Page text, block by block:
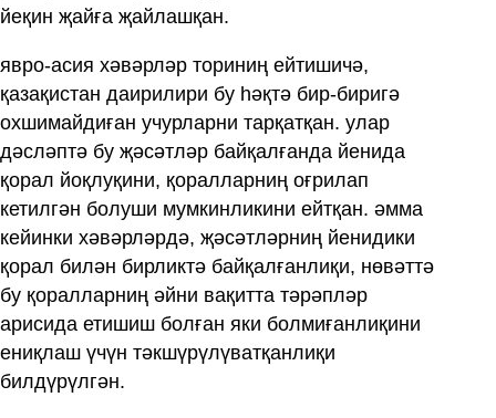
йеқин җайға җайлашқан.
явро-асия хәвәрләр ториниң ейтишичә,
қазақистан даирилири бу һәқтә бир-биригә
охшимайдиған учурларни тарқатқан. улар
дәсләптә бу җәсәтләр байқалғанда йенида
қорал йоқлуқини, қоралларниң оғрилап
кетилгән болуши мумкинликини ейтқан. әмма
кейинки хәвәрләрдә, җәсәтләрниң йенидики
қорал билән бирликтә байқалғанлиқи, нөвәттә
бу қоралларниң әйни вақитта тәрәпләр
арисида етишиш болған яки болмиғанлиқини
ениқлаш үчүн тәкшүрүлүватқанлиқи
билдүрүлгән.